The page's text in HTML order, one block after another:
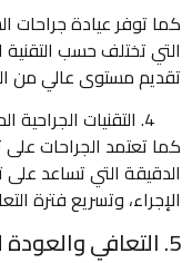
كما توفر عيادة جراحات
التي تختلف حسب
تقديم مستوى عالي من
التقنيات الجراحية
كما تعتمد الجراحات على
الدقيقة التي تساعد
الإجراء، وتسريع فترة
5. التعافي والعودة للحياة الطبيعية